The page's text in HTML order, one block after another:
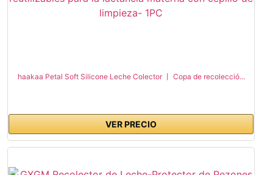
haakaa Petal Soft Silicone Leche Colector 丨 Copa de recolecció...
VER PRECIO